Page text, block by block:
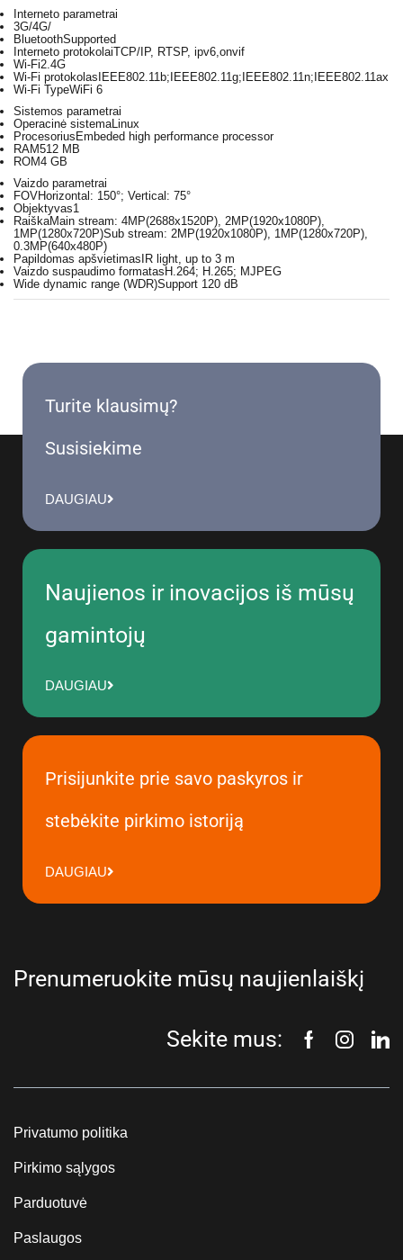
Interneto parametrai
3G/4G/
BluetoothSupported
Interneto protokolaiTCP/IP, RTSP, ipv6,onvif
Wi-Fi2.4G
Wi-Fi protokolasIEEE802.11b;IEEE802.11g;IEEE802.11n;IEEE802.11ax
Wi-Fi TypeWiFi 6
Sistemos parametrai
Operacinė sistemaLinux
ProcesoriusEmbeded high performance processor
RAM512 MB
ROM4 GB
Vaizdo parametrai
FOVHorizontal: 150°; Vertical: 75°
Objektyvas1
RaiškaMain stream: 4MP(2688x1520P), 2MP(1920x1080P),
1MP(1280x720P)Sub stream: 2MP(1920x1080P), 1MP(1280x720P),
0.3MP(640x480P)
Papildomas apšvietimasIR light, up to 3 m
Vaizdo suspaudimo formatasH.264; H.265; MJPEG
Wide dynamic range (WDR)Support 120 dB
Turite klausimų?
Susisiekime
DAUGIAU
Naujienos ir inovacijos iš mūsų
gamintojų
DAUGIAU
Prisijunkite prie savo paskyros ir
stebėkite pirkimo istoriją
DAUGIAU
Prenumeruokite mūsų naujienlaiškį
Sekite mus:
Privatumo politika
Pirkimo sąlygos
Parduotuvė
Paslaugos